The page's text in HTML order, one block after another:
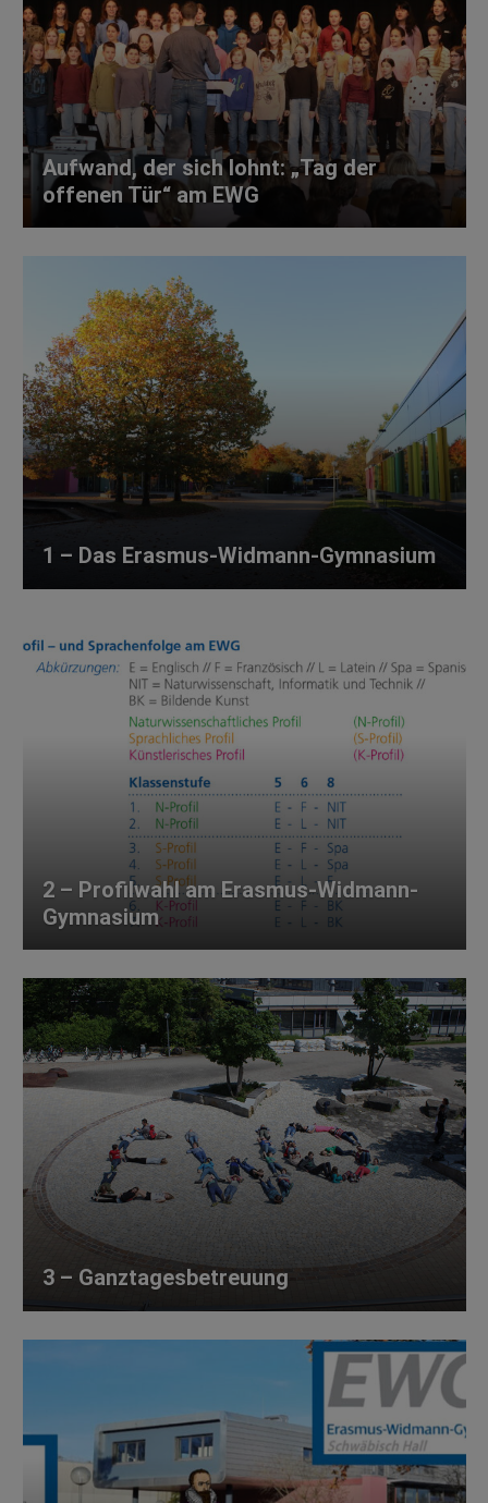
Aufwand, der sich lohnt: „Tag der
offenen Tür“ am EWG
1 – Das Erasmus-Widmann-Gymnasium
2 – Profilwahl am Erasmus-Widmann-
Gymnasium
3 – Ganztagesbetreuung